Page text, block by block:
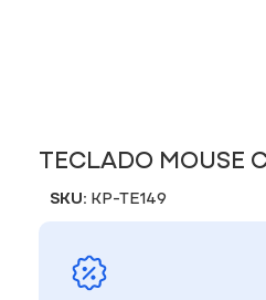
TECLADO MOUSE
SKU: KP-TE149